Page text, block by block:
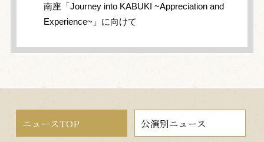
南座「Journey into KABUKI ~Appreciation and
Experience~」に向けて
ニュースTOP 公演別ニュース